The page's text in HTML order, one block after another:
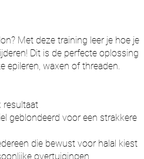
Met deze training leer je hoe je
Dit is de perfecte oplossing
epileren, waxen of threaden.
resultaat
geblondeerd voor een strakkere
die bewust voor halal kiest
overtuigingen